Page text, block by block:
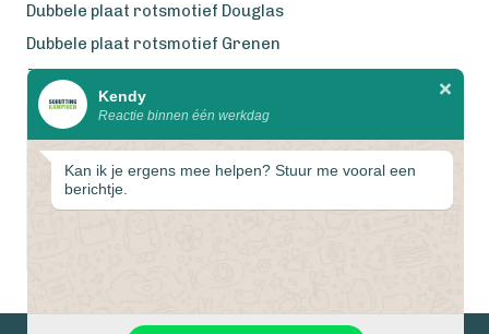
Dubbele plaat rotsmotief Douglas
Dubbele plaat rotsmotief Grenen
Zweeds Rabat Douglas
Wij werken met eerlijke
gecertificeerde houtsoorten
Kendy
Reactie binnen één werkdag
Kan ik je ergens mee helpen? Stuur me vooral een
berichtje.